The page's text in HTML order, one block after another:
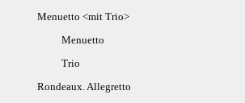
Menuetto <mit Trio>
Menuetto
Trio
Rondeaux. Allegretto